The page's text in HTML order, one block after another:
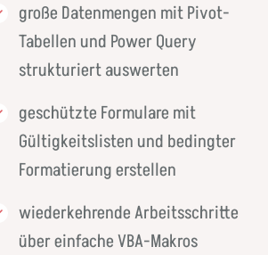
große Datenmengen mit Pivot-
Tabellen und Power Query
strukturiert auswerten
geschützte Formulare mit
Gültigkeitslisten und bedingter
Formatierung erstellen
wiederkehrende Arbeitsschritte
über einfache VBA-Makros